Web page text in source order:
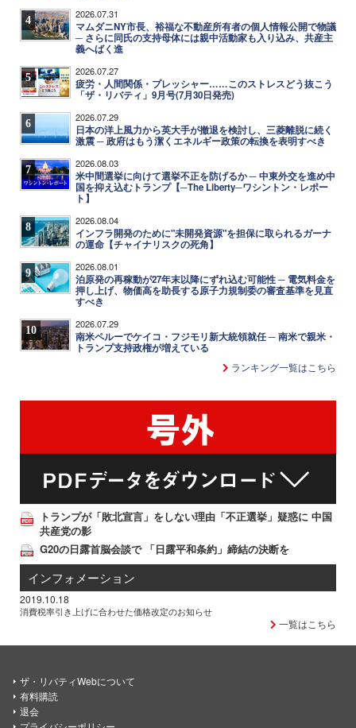
4 2026.07.31
マムダニNY市長、裕福な不動産所有者の個人情報公開で物議
─ さらに同氏の支持母体には親中活動家も入り込み、共産主
義へばく進
5 2026.07.27
疲労・人間関係・プレッシャー……このストレスどう抜こう
「ザ・リバティ」9月号(7月30日発売)
6 2026.07.29
日本の洋上風力から英大手が撤退を検討し、三菱離脱に続く
激震 ─ 政府はもう潔くエネルギー政策の転換を表明すべき
7 2026.08.03
米中間選挙に向けて選挙不正を防げるか ─ 中東外交を進め中
国を抑え込むトランプ【─The Liberty─ワシントン・レポー
ト】
8 2026.08.04
インフラ開発のために"未開発資源"を担保に取られるガーナ
の運命【チャイナリスクの死角】
9 2026.08.01
泊原発の再稼動が27年末以降にずれ込む可能性 ─ 電気料金を
押し上げ、物価高を助長する原子力規制委の審査基準を見直
すべき
10 2026.07.29
南米ペルーでケイコ・フジモリ新大統領就任 ─ 南米で親米・
トランプ支持政権が増えている
ランキング一覧はこちら
トランプが「敗北宣言」をしない理由「不正選挙」疑惑に 中国
共産党の影
G20の日露首脳会談で 「日露平和条約」締結の決断を
インフォメーション
2019.10.18
消費税率引き上げに合わせた価格改定のお知らせ
一覧はこちら
ザ・リバティWebについて
有料購読
退会